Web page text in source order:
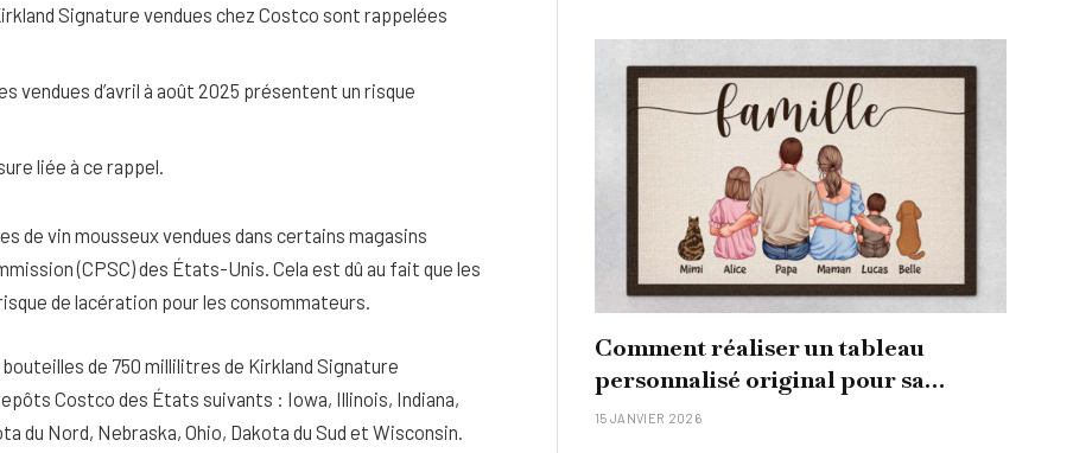
Signature vendues chez Costco sont rappelées
vendues d’avril à août 2025 présentent un risque
liée à ce rappel.
de vin mousseux vendues dans certains magasins
(CPSC) des États-Unis. Cela est dû au fait que les
de lacération pour les consommateurs.
de 750 millilitres de Kirkland Signature
Costco des États suivants : Iowa, Illinois, Indiana,
du Nord, Nebraska, Ohio, Dakota du Sud et Wisconsin.
utiliser pour ne pas l’irriter ?
Comment réaliser un tableau
personnalisé original pour sa
famille ?
15 JANVIER 2026